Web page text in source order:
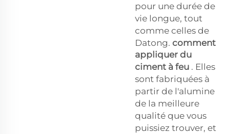
pour une durée de
vie longue, tout
comme celles de
Datong. comment
appliquer du
ciment à feu . Elles
sont fabriquées à
partir de l'alumine
de la meilleure
qualité que vous
puissiez trouver, et